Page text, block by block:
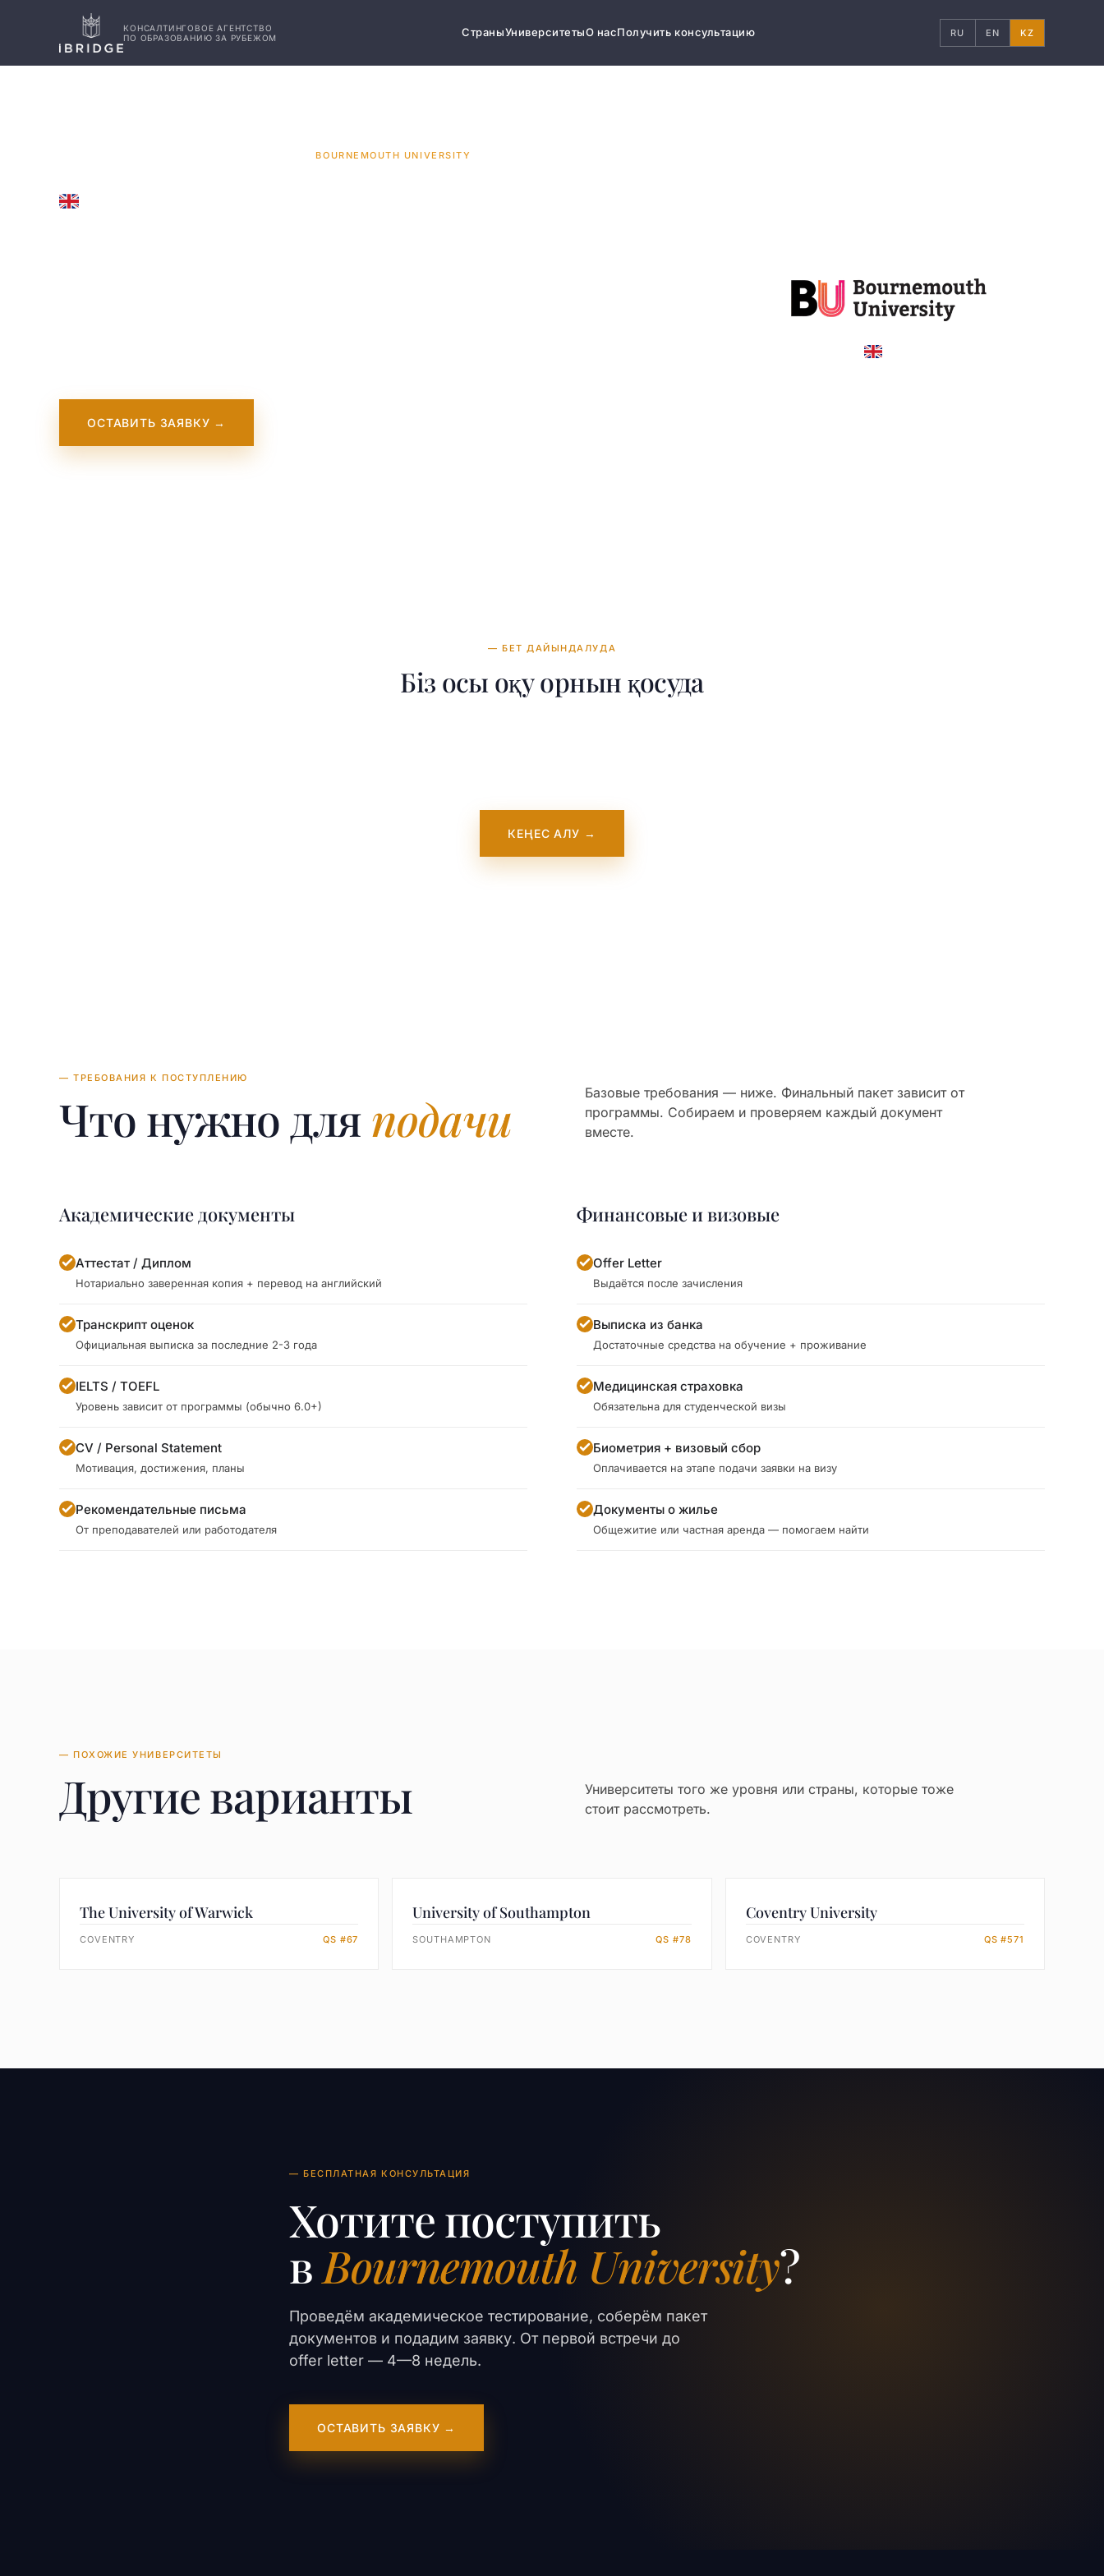
КОНСАЛТИНГОВОЕ АГЕНТСТВО
ПО ОБРАЗОВАНИЮ ЗА РУБЕЖОМ
СтраныУниверситетыО насПолучить консультацию RU EN KZ
/BOURNEMOUTH UNIVERSITY
ОСТАВИТЬ ЗАЯВКУ →
— БЕТ ДАЙЫНДАЛУДА
Біз осы оқу орнын қосуда
КЕҢЕС АЛУ →
— ТРЕБОВАНИЯ К ПОСТУПЛЕНИЮ
Что нужно дляподачи
Базовые требования — ниже. Финальный пакет зависит от
программы. Собираем и проверяем каждый документ
вместе.
Академические документы
Аттестат / Диплом
Нотариально заверенная копия + перевод на английский
Транскрипт оценок
Официальная выписка за последние 2-3 года
IELTS / TOEFL
Уровень зависит от программы (обычно 6.0+)
CV / Personal Statement
Мотивация, достижения, планы
Рекомендательные письма
От преподавателей или работодателя
Финансовые и визовые
Offer Letter
Выдаётся после зачисления
Выписка из банка
Достаточные средства на обучение + проживание
Медицинская страховка
Обязательна для студенческой визы
Биометрия + визовый сбор
Оплачивается на этапе подачи заявки на визу
Документы о жилье
Общежитие или частная аренда — помогаем найти
— ПОХОЖИЕ УНИВЕРСИТЕТЫ
Другие варианты
Университеты того же уровня или страны, которые тоже
стоит рассмотреть.
The University of Warwick
COVENTRY QS #67
University of Southampton
SOUTHAMPTON QS #78
Coventry University
COVENTRY QS #571
— БЕСПЛАТНАЯ КОНСУЛЬТАЦИЯ
Хотите поступить
в Bournemouth University?
Проведём академическое тестирование, соберём пакет
документов и подадим заявку. От первой встречи до
offer letter — 4—8 недель.
ОСТАВИТЬ ЗАЯВКУ →